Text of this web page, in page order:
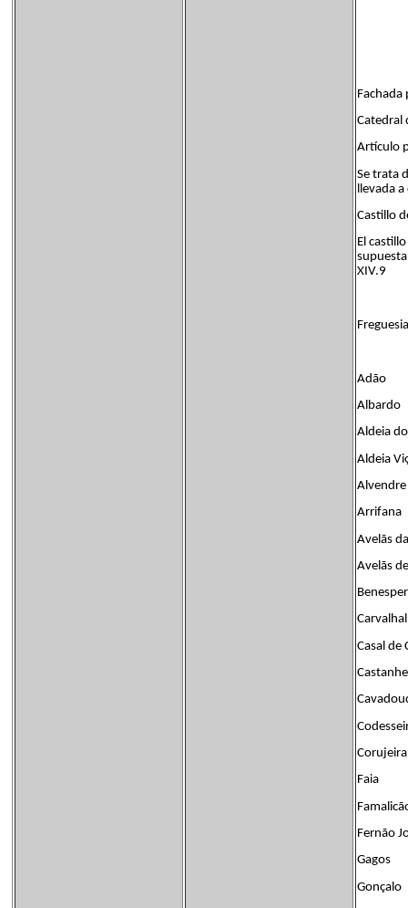
Fachada
Catedral
Artículo
Se trata
llevada
Castillo
El
XIV.9
Adão
Albardo
Aldeia
Aldeia
Alvendre
Arrifana
Avelãs
Avelãs
Casal de
Corujeira
Faia
Fernão
Gagos
Gonçalo